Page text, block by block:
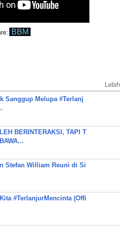
BBM
Lebih
Sanggup Melupa #Terlanj
BERINTERAKSI, TAPI T
Stefan William Reuni di Si
#TerlanjurMencinta (Offi